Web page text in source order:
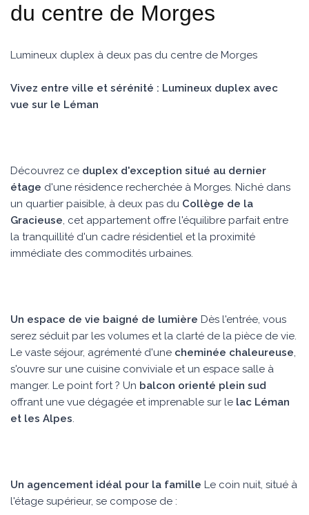
du centre de Morges
Lumineux duplex à deux pas du centre de Morges
Vivez entre ville et sérénité : Lumineux duplex avec
vue sur le Léman
Découvrez ce duplex d'exception situé au dernier
étage d'une résidence recherchée à Morges. Niché dans
un quartier paisible, à deux pas du Collège de la
Gracieuse, cet appartement offre l'équilibre parfait entre
la tranquillité d'un cadre résidentiel et la proximité
immédiate des commodités urbaines.
Un espace de vie baigné de lumière Dès l'entrée, vous
serez séduit par les volumes et la clarté de la pièce de vie.
Le vaste séjour, agrémenté d'une cheminée chaleureuse,
s'ouvre sur une cuisine conviviale et un espace salle à
manger. Le point fort ? Un balcon orienté plein sud
offrant une vue dégagée et imprenable sur le lac Léman
et les Alpes.
Un agencement idéal pour la famille Le coin nuit, situé à
l'étage supérieur, se compose de :